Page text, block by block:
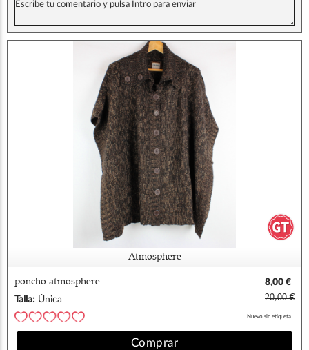
Atmosphere
poncho atmosphere
8,00 €
Talla: Única 20,00 €
Nuevo sin etiqueta
Comprar